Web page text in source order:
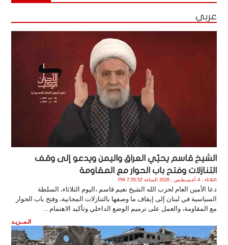
عربي
الشيخ قاسم يحيّي العراق واليمن ويدعو إلى وقف
التنازلات وفتح باب الحوار مع المقاومة
الثلاثاء , 4 أغـسـطـس , 2026 الساعة 7:55:52 PM
دعا الأمين العام لحزب الله الشيخ نعيم قاسم ،اليوم الثلاثاء، السلطة
السياسية في لبنان إلى إيقاف ما وصفها بالتنازلات المجانية، وفتح باب الحوار
مع المقاومة، والعمل على ترميم الوضع الداخلي وتأكيد الاهتمام ...
الـمــزيـد